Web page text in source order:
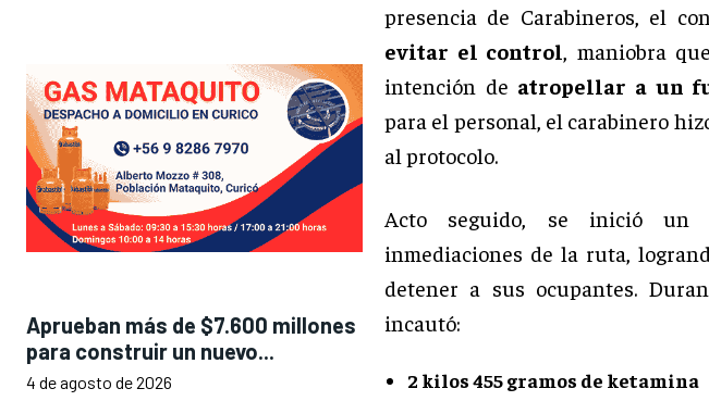
Aprueban más de $7.600 millones
para construir un nuevo...
4 de agosto de 2026
presencia de Carabineros, el
evitar el control
, maniobra
intención de atropellar a un
para el personal, el carabinero
al protocolo.
Acto seguido, se inició un
inmediaciones de la ruta,
detener a sus ocupantes.
incautó:
2 kilos 455 gramos de ketamina